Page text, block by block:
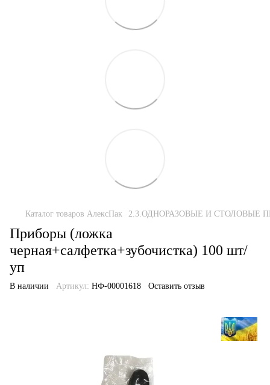
Каталог товаров АлексПак 2.3.ОДНОРАЗОВЫЕ И СТОЛОВЫЕ
Приборы (ложка
черная+салфетка+зубочистка) 100 шт/
уп
В наличии Артикул: НФ-00001618 Оставить отзыв